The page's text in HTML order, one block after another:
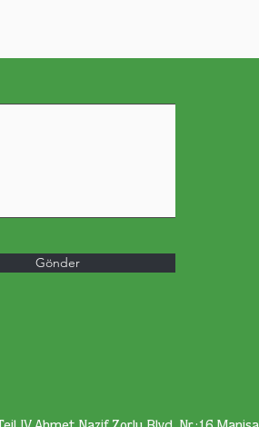
Gönder